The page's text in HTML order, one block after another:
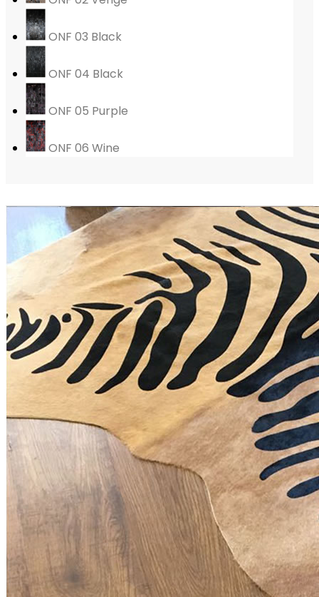
ONF 03 Black
ONF 04 Black
ONF 05 Purple
ONF 06 Wine